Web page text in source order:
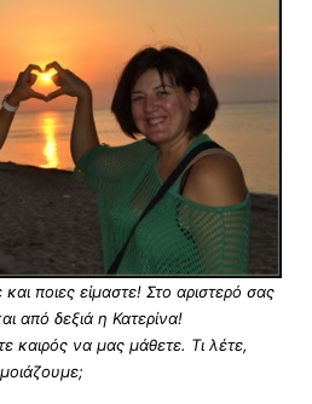
ποιες είμαστε! Στο αριστερό σας
από δεξιά η Κατερίνα!
καιρός να μας μάθετε. Τι λέτε,
μοιάζουμε;